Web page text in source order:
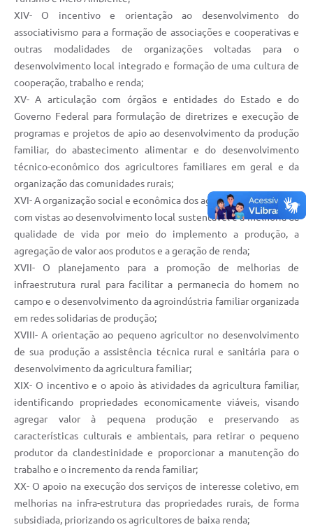
XIV- O incentivo e orientação ao desenvolvimento do
associativismo para a formação de associações e cooperativas e
outras modalidades de organizações voltadas para o
desenvolvimento local integrado e formação de uma cultura de
cooperação, trabalho e renda;
XV- A articulação com órgãos e entidades do Estado e do
Governo Federal para formulação de diretrizes e execução de
programas e projetos de apio ao desenvolvimento da produção
familiar, do abastecimento alimentar e do desenvolvimento
técnico-econômico dos agricultores familiares em geral e da
organização das comunidades rurais;
XVI- A organização social e econômica dos agricultores familiares
com vistas ao desenvolvimento local sustentável e a melhoria da
qualidade de vida por meio do implemento a produção, a
agregação de valor aos produtos e a geração de renda;
XVII- O planejamento para a promoção de melhorias de
infraestrutura rural para facilitar a permanecia do homem no
campo e o desenvolvimento da agroindústria familiar organizada
em redes solidarias de produção;
XVIII- A orientação ao pequeno agricultor no desenvolvimento
de sua produção a assistência técnica rural e sanitária para o
desenvolvimento da agricultura familiar;
XIX- O incentivo e o apoio às atividades da agricultura familiar,
identificando propriedades economicamente viáveis, visando
agregar valor à pequena produção e preservando as
características culturais e ambientais, para retirar o pequeno
produtor da clandestinidade e proporcionar a manutenção do
trabalho e o incremento da renda familiar;
XX- O apoio na execução dos serviços de interesse coletivo, em
melhorias na infra-estrutura das propriedades rurais, de forma
subsidiada, priorizando os agricultores de baixa renda;